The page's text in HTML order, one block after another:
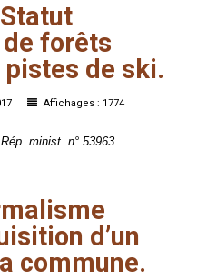
Statut
de forêts
pistes de ski.
Affichages : 1774
minist. n° 53963.
d’un
la commune.